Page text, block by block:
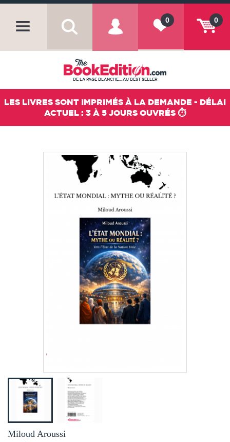
0
0
DE LA PAGE BLANCHE... AU BEST SELLER
LES LIVRES SONT IMPRIMÉS À LA DEMANDE - DÉLAI
ACTUEL : 3 À 5 JOURS OUVRÉS ⏱️
Miloud Aroussi